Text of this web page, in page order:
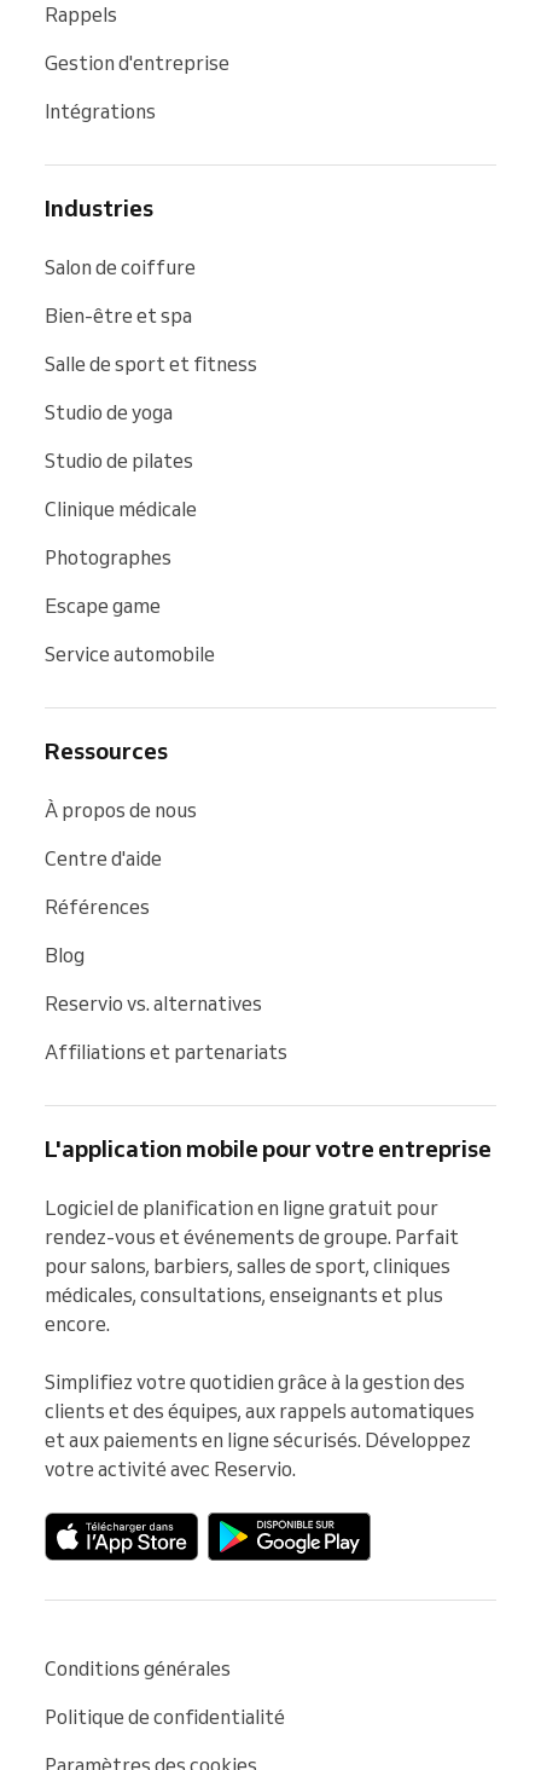
Rappels
Gestion d'entreprise
Intégrations
Industries
Salon de coiffure
Bien-être et spa
Salle de sport et fitness
Studio de yoga
Studio de pilates
Clinique médicale
Photographes
Escape game
Service automobile
Ressources
À propos de nous
Centre d'aide
Références
Blog
Reservio vs. alternatives
Affiliations et partenariats
L'application mobile pour votre entreprise
Logiciel de planification en ligne gratuit pour
rendez-vous et événements de groupe. Parfait
pour salons, barbiers, salles de sport, cliniques
médicales, consultations, enseignants et plus
encore.
Simplifiez votre quotidien grâce à la gestion des
clients et des équipes, aux rappels automatiques
et aux paiements en ligne sécurisés. Développez
votre activité avec Reservio.
Conditions générales
Politique de confidentialité
Paramètres des cookies